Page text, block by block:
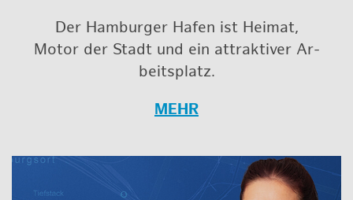
Der Ham­bur­ger Hafen ist Hei­mat,
Motor der Stadt und ein at­trak­ti­ver Ar­
beits­platz.
MEHR